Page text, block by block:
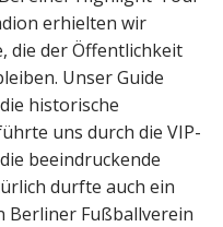
erhielten wir
die der Öffentlichkeit
Unser Guide
historische
uns durch die VIP-
beeindruckende
durfte auch ein
Berliner Fußballverein